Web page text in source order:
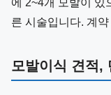
에 2~4개 모발이 있
른 시술입니다. 계
모발이식 견적,